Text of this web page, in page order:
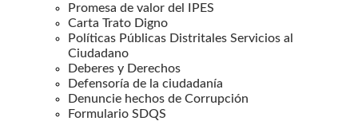
Promesa de valor del IPES
Carta Trato Digno
Políticas Públicas Distritales Servicios al
Ciudadano
Deberes y Derechos
Defensoría de la ciudadanía
Denuncie hechos de Corrupción
Formulario SDQS